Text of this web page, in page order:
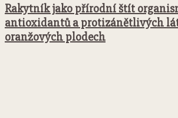
Rakytník jako přírodní štít
antioxidantů a protizánětlivých
oranžových plodech